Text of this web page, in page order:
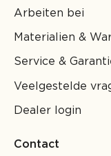
Arbeiten bei
Materialien &
Service &
Veelgestelde
Dealer login
Contact